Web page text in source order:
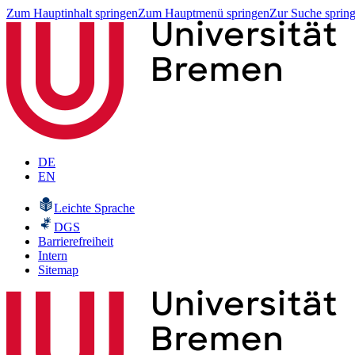
Zum Hauptinhalt springenZum Hauptmenü springenZur Suche
DE
EN
Leichte Sprache
DGS
Barrierefreiheit
Intern
Sitemap